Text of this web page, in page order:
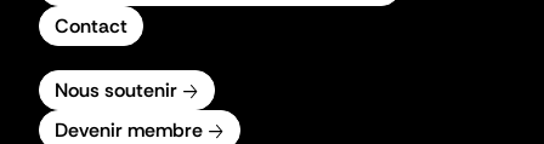
Contact
Nous soutenir
Devenir membre